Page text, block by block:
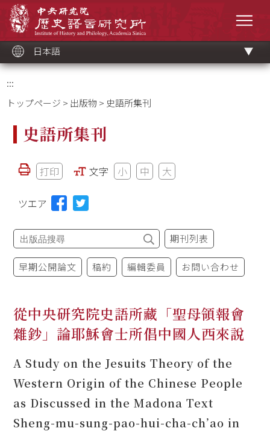
ッ
ク
日本語
:::
トップページ > 出版物 > 史語所集刊
史語所集刊
打印 文字 小 中 大
ツエア
期刊列表
早期公開論文 稿約 編輯委員 お問い合わせ
從中央研究院史語所藏「聖母領報會
雜鈔」論耶穌會士所倡中國人西來說
A Study on the Jesuits Theory of the
Western Origin of the Chinese People
as Discussed in the Madona Text
Sheng-mu-sung-pao-hui-cha-ch’ao in